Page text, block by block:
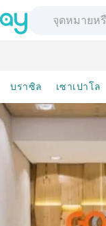
บราซิล เซาเปาโล